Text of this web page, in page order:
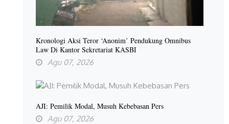
Kronologi Aksi Teror ‘Anonim’ Pendukung Omnibus
Law Di Kantor Sekretariat KASBI
Agu 07, 2026
AJI: Pemilik Modal, Musuh Kebebasan Pers
Agu 07, 2026